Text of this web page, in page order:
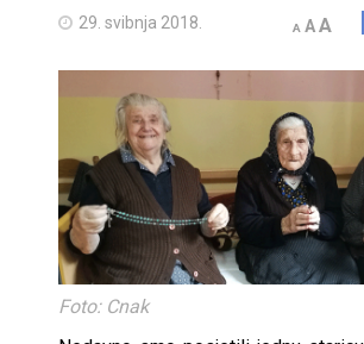
29. svibnja 2018. A AA
Foto: Cnak